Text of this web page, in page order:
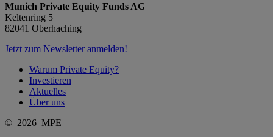
Munich Private Equity Funds AG
Keltenring 5
82041 Oberhaching
Jetzt zum Newsletter anmelden!
Warum Private Equity?
Investieren
Aktuelles
Über uns
© 2026 MPE